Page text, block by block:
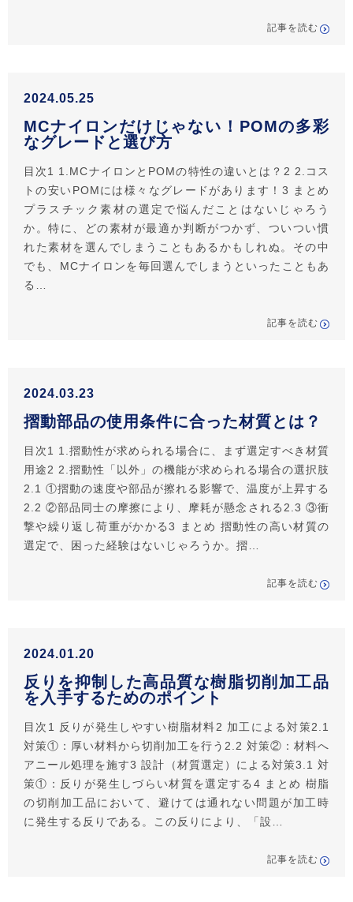
記事を読む
2024.05.25
MCナイロンだけじゃない！POMの多彩
なグレードと選び方
目次1 1.MCナイロンとPOMの特性の違いとは？2 2.コス
トの安いPOMには様々なグレードがあります！3 まとめ
プラスチック素材の選定で悩んだことはないじゃろう
か。特に、どの素材が最適か判断がつかず、ついつい慣
れた素材を選んでしまうこともあるかもしれぬ。その中
でも、MCナイロンを毎回選んでしまうといったこともあ
る…
記事を読む
2024.03.23
摺動部品の使用条件に合った材質とは？
目次1 1.摺動性が求められる場合に、まず選定すべき材質
用途2 2.摺動性「以外」の機能が求められる場合の選択肢
2.1 ①摺動の速度や部品が擦れる影響で、温度が上昇する
2.2 ②部品同士の摩擦により、摩耗が懸念される2.3 ③衝
撃や繰り返し荷重がかかる3 まとめ 摺動性の高い材質の
選定で、困った経験はないじゃろうか。摺…
記事を読む
2024.01.20
反りを抑制した高品質な樹脂切削加工品
を入手するためのポイント
目次1 反りが発生しやすい樹脂材料2 加工による対策2.1
対策①：厚い材料から切削加工を行う2.2 対策②：材料へ
アニール処理を施す3 設計（材質選定）による対策3.1 対
策①：反りが発生しづらい材質を選定する4 まとめ 樹脂
の切削加工品において、避けては通れない問題が加工時
に発生する反りである。この反りにより、「設…
記事を読む